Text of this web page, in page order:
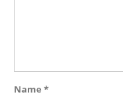
Name *